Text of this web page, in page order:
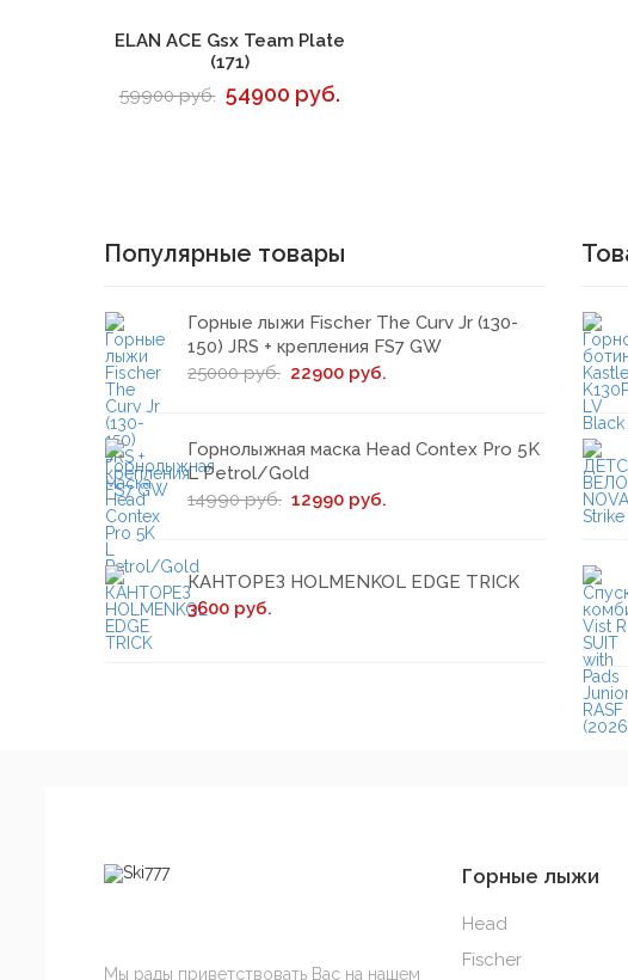
В корзину
ELAN ACE Gsx Team Plate
(171)
59900 руб. 54900 руб.
Популярные товары
Горные лыжи Fischer The Curv Jr (130-
150) JRS + крепления FS7 GW
25000 руб. 22900 руб.
Горнолыжная маска Head Contex Pro 5K
L Petrol/Gold
14990 руб. 12990 руб.
КАНТОРЕЗ HOLMENKOL EDGE TRICK
3600 руб.
Мы рады приветствовать Вас на нашем
Горные лыжи
Head
Fischer